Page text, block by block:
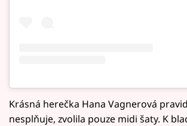
Krásná herečka Hana Vagnerová
nesplňuje, zvolila pouze midi šaty. K